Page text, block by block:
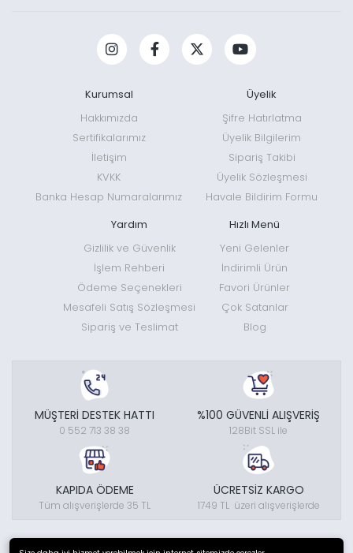
Kurumsal
Hakkımızda
Sertifikalarımız
İletişim
KVKK
Banka Hesap Numaralarımız
Üyelik
Şifre Hatırlatma
Üyelik Bilgilerim
Sipariş Takibi
Üyelik Sözleşmesi
Havale Bildirim Formu
Yardım
Gizlilik ve Güvenlik
İşlem Rehberi
Ödeme Seçenekleri
Mesafeli Satış Sözleşmesi
Sipariş ve Teslimat
Hızlı Menü
Yeni Gelenler
İndirimli Ürün
Favori Ürünler
Çok Satanlar
Blog
MÜŞTERİ DESTEK HATTI
0 552 713 38 38
%100 GÜVENLİ ALIŞVERİŞ
128Bit SSL ile
KAPIDA ÖDEME
Tüm alışverişlerde 35 TL
ÜCRETSİZ KARGO
1749 TL üzeri alışverişlerde